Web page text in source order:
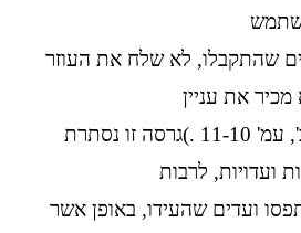
שהתקבלו, לא שלח את העוזר
את עניין
תרומת התלושים )ת/3ב', עמ' 11-10 .)גרסה זו נסתרת
ועדויות, לרבות
ועדים שהעידו, באופן אשר